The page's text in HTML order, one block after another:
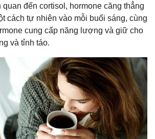
đến cortisol, hormone căng thẳng
cách tự nhiên vào mỗi buổi sáng, cùng
cung cấp năng lượng và giữ cho
và tỉnh táo.